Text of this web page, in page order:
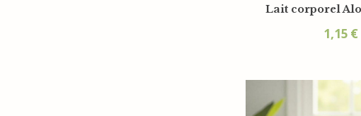
Lait corporel
1,15 €